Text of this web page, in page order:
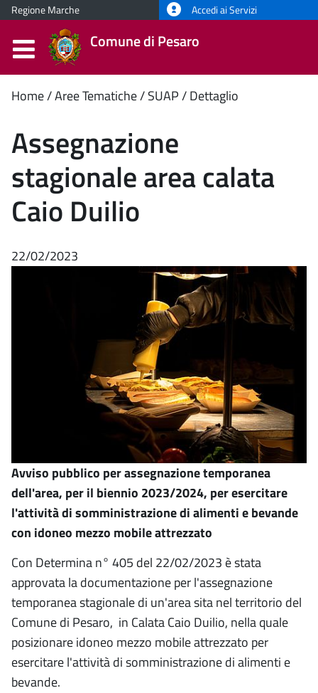
Regione Marche Accedi ai Servizi
Comune di Pesaro
Contenuto
principale
Home Aree Tematiche SUAP Dettaglio
Assegnazione
stagionale area calata
Caio Duilio
22/02/2023
Avviso pubblico per assegnazione temporanea
dell'area, per il biennio 2023/2024, per esercitare
l'attività di somministrazione di alimenti e bevande
con idoneo mezzo mobile attrezzato
Con Determina n° 405 del 22/02/2023 è stata
approvata la documentazione per l'assegnazione
temporanea stagionale di un'area sita nel territorio del
Comune di Pesaro, in Calata Caio Duilio, nella quale
posizionare idoneo mezzo mobile attrezzato per
esercitare l'attività di somministrazione di alimenti e
bevande.